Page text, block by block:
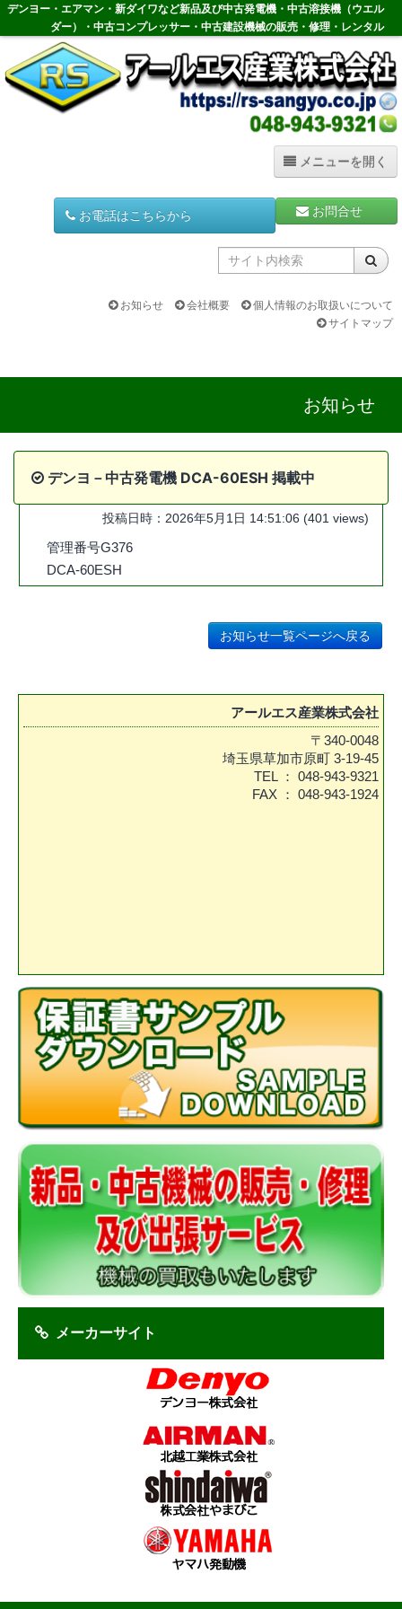
コ
ツ
デンヨー・エアマン・新ダイワなど新品及び中古発電機・中古溶接機（ウエル
ダー）・中古コンプレッサー・中古建設機械の販売・修理・レンタル
メニューを開く
ホーム
HOME
Generator
中古溶接機
Compressor
Q&A
お問合せ
お電話はこちらから
お知らせ 会社概要
個人情報のお取扱いについて
サイトマップ
お知らせ
デンヨ－中古発電機 DCA-60ESH 掲載中
投稿日時：2026年5月1日 14:51:06 (401 views)
管理番号G376
DCA-60ESH
お知らせ一覧ページへ戻る
アールエス産業株式会社
〒340-0048
埼玉県草加市原町 3-19-45
TEL ： 048-943-9321
FAX ： 048-943-1924
メーカーサイト